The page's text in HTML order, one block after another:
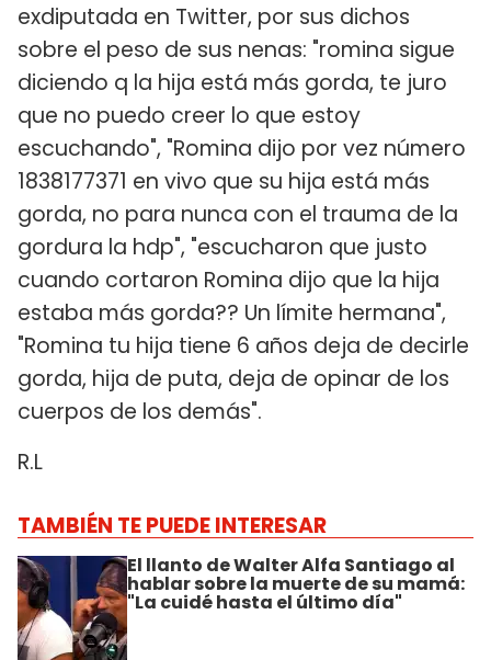
exdiputada en Twitter, por sus dichos
sobre el peso de sus nenas: "romina sigue
diciendo q la hija está más gorda, te juro
que no puedo creer lo que estoy
escuchando", "Romina dijo por vez número
1838177371 en vivo que su hija está más
gorda, no para nunca con el trauma de la
gordura la hdp", "escucharon que justo
cuando cortaron Romina dijo que la hija
estaba más gorda?? Un límite hermana",
"Romina tu hija tiene 6 años deja de decirle
gorda, hija de puta, deja de opinar de los
cuerpos de los demás".
R.L
TAMBIÉN TE PUEDE INTERESAR
El llanto de Walter Alfa Santiago al
hablar sobre la muerte de su mamá:
"La cuidé hasta el último día"